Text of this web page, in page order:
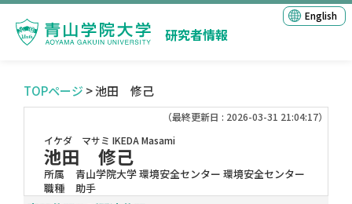
研究者情報
English
TOPページ > 池田 修己
（最終更新日 : 2026-03-31 21:04:17）
イケダ マサミ IKEDA Masami
池田 修己
所属
青山学院大学 環境安全センター 環境安全センター
職種
助手